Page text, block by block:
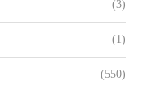
(3)
(1)
(550)